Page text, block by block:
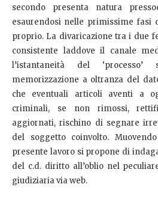
secondo presenta natura
esaurendosi nelle primissime fasi
proprio. La divaricazione tra i due
consistente laddove il canale
l’istantaneità del
memorizzazione a oltranza del
che eventuali articoli aventi a
criminali, se non rimossi,
aggiornati, rischino di segnare
del soggetto coinvolto.
presente lavoro si propone di
del c.d. diritto all’oblio nel
giudiziaria via web.